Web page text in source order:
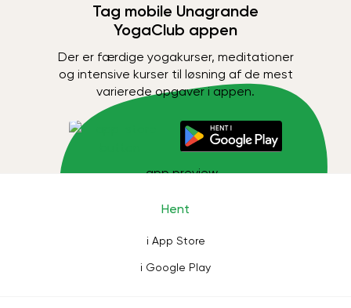
Tag mobile Unagrande
YogaClub appen
Der er færdige yogakurser, meditationer
og intensive kurser til løsning af de mest
varierede opgaver i appen.
Hent
i App Store
i Google Play